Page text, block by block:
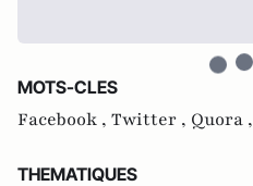
MOTS-CLES
Facebook , Twitter , Quora ,
THEMATIQUES